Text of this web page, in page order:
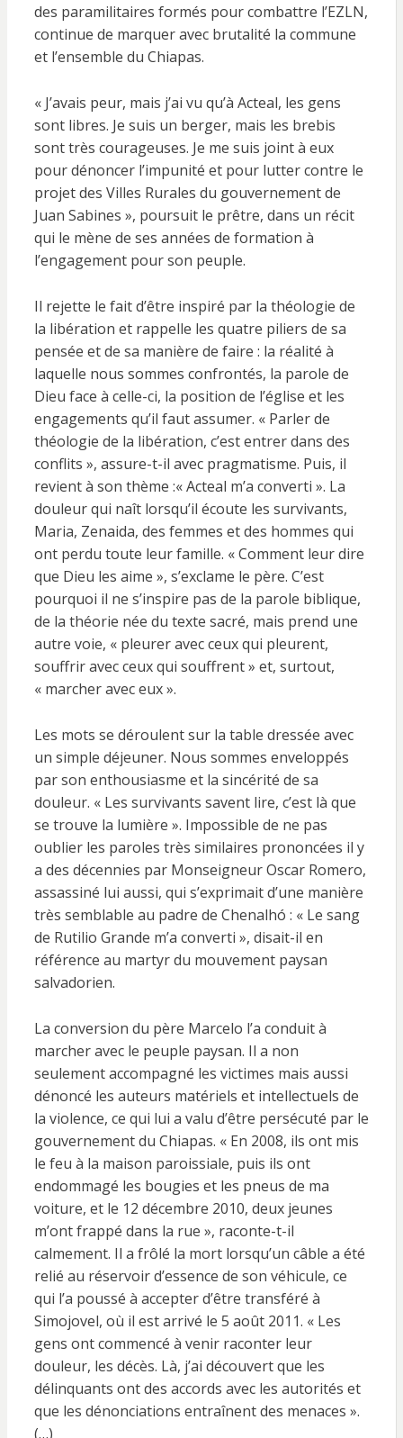
des paramilitaires formés pour combattre l’EZLN,
continue de marquer avec brutalité la commune
et l’ensemble du Chiapas.
« J’avais peur, mais j’ai vu qu’à Acteal, les gens
sont libres. Je suis un berger, mais les brebis
sont très courageuses. Je me suis joint à eux
pour dénoncer l’impunité et pour lutter contre le
projet des Villes Rurales du gouvernement de
Juan Sabines », poursuit le prêtre, dans un récit
qui le mène de ses années de formation à
l’engagement pour son peuple.
Il rejette le fait d’être inspiré par la théologie de
la libération et rappelle les quatre piliers de sa
pensée et de sa manière de faire : la réalité à
laquelle nous sommes confrontés, la parole de
Dieu face à celle-ci, la position de l’église et les
engagements qu’il faut assumer. « Parler de
théologie de la libération, c’est entrer dans des
conflits », assure-t-il avec pragmatisme. Puis, il
revient à son thème :« Acteal m’a converti ». La
douleur qui naît lorsqu’il écoute les survivants,
Maria, Zenaida, des femmes et des hommes qui
ont perdu toute leur famille. « Comment leur dire
que Dieu les aime », s’exclame le père. C’est
pourquoi il ne s’inspire pas de la parole biblique,
de la théorie née du texte sacré, mais prend une
autre voie, « pleurer avec ceux qui pleurent,
souffrir avec ceux qui souffrent » et, surtout,
« marcher avec eux ».
Les mots se déroulent sur la table dressée avec
un simple déjeuner. Nous sommes enveloppés
par son enthousiasme et la sincérité de sa
douleur. « Les survivants savent lire, c’est là que
se trouve la lumière ». Impossible de ne pas
oublier les paroles très similaires prononcées il y
a des décennies par Monseigneur Oscar Romero,
assassiné lui aussi, qui s’exprimait d’une manière
très semblable au padre de Chenalhó : « Le sang
de Rutilio Grande m’a converti », disait-il en
référence au martyr du mouvement paysan
salvadorien.
La conversion du père Marcelo l’a conduit à
marcher avec le peuple paysan. Il a non
seulement accompagné les victimes mais aussi
dénoncé les auteurs matériels et intellectuels de
la violence, ce qui lui a valu d’être persécuté par le
gouvernement du Chiapas. « En 2008, ils ont mis
le feu à la maison paroissiale, puis ils ont
endommagé les bougies et les pneus de ma
voiture, et le 12 décembre 2010, deux jeunes
m’ont frappé dans la rue », raconte-t-il
calmement. Il a frôlé la mort lorsqu’un câble a été
relié au réservoir d’essence de son véhicule, ce
qui l’a poussé à accepter d’être transféré à
Simojovel, où il est arrivé le 5 août 2011. « Les
gens ont commencé à venir raconter leur
douleur, les décès. Là, j’ai découvert que les
délinquants ont des accords avec les autorités et
que les dénonciations entraînent des menaces ».
(…)